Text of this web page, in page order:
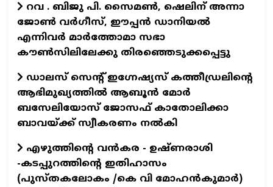
റവ . ബിജു പി. സൈമൺ, ഷെലിന് അന്നാ
ജോൺ വർഗീസ്, ഈപ്പൻ ഡാനിയൽ
എന്നിവർ മാർത്തോമാ സഭാ
കൗൺസിലിലേക്കു തിരഞ്ഞെടുക്കപ്പെട്ടു
ഡാലസ് സെന്റ് ഇഗ്നേഷ്യസ് കത്തീഡ്രലിന്റെ
ആഭിമുഖ്യത്തിൽ ആബൂൻ മോർ
ബസേലിയോസ് ജോസഫ് കാതോലിക്കാ
ബാവയ്ക്ക് സ്വീകരണം നൽകി
എഴുത്തിന്റെ വന്‍കര - ഉഷ്ണരാശി
-കടപ്പുറത്തിന്റെ ഇതിഹാസം
(പുസ്തകലോകം /കെ വി മോഹന്‍കുമാര്‍)